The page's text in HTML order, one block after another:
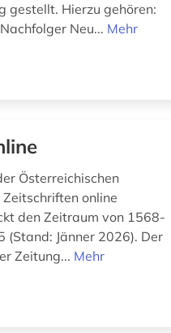
gestellt. Hierzu gehören:
Neu... Mehr
Österreichischen
online
den Zeitraum von 1568-
Jänner 2026). Der
Zeitung... Mehr